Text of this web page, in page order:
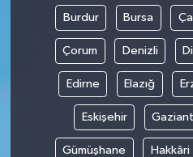
Burdur Bursa
Çorum Denizli
Edirne Elazığ
Eskişehir
Gümüşhane Hakkâri